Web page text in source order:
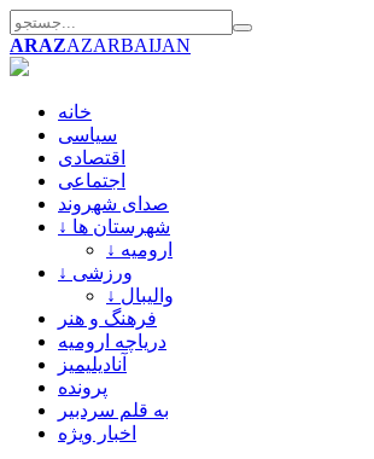
ARAZAZARBAIJAN
خانه
سیاسی
اقتصادی
اجتماعی
صدای شهروند
↓ شهرستان ها
↓ ارومیه
↓ ورزشی
↓ والیبال
فرهنگ و هنر
دریاچه ارومیه
آنادیلیمیز
پرونده
به قلم سردبیر
اخبار ویژه